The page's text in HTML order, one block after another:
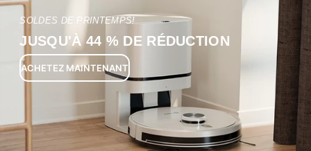
SOLDES DE PRINTEMPS!
JUSQU'À 44 % DE RÉDUCTION
ACHETEZ MAINTENANT